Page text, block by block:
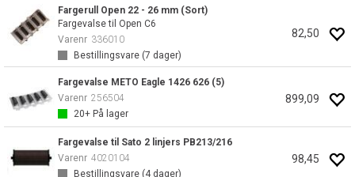
Fargerull Open 22 - 26 mm (Sort)
Fargevalse til Open C6
Varenr 336010
Bestillingsvare (7 dager)
82,50
Fargevalse METO Eagle 1426 626 (5)
Varenr 256504
20+ På lager
899,09
Fargevalse til Sato 2 linjers PB213/216
Varenr 4020104
Bestillingsvare (4dager)
98,45